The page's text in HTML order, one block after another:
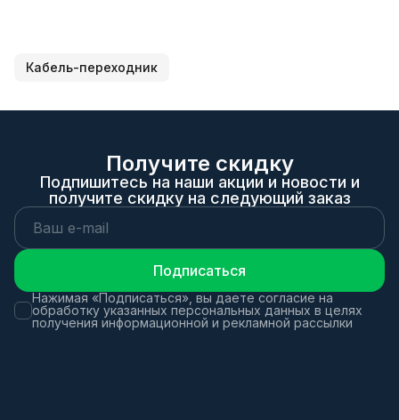
Кабель-переходник
Получите скидку
Подпишитесь на наши акции и новости и
получите скидку на следующий заказ
Подписаться
Нажимая «Подписаться», вы даете согласие на
обработку указанных персональных данных в целях
получения информационной и рекламной рассылки